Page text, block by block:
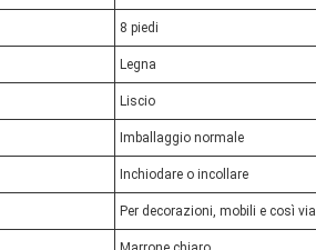
8 piedi
Legna
Liscio
Imballaggio normale
Inchiodare o incollare
Per decorazioni, mobili e così via